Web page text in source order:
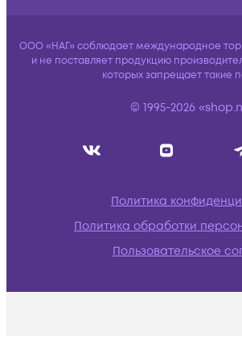
ООО «НАГ» соблюдает международное
и не поставляет продукцию
которых запрещает такие
© 1995-2026
Политика
Политика обработки
Пользовательское